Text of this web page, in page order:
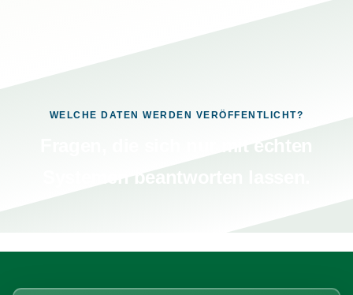
WELCHE DATEN WERDEN VERÖFFENTLICHT?